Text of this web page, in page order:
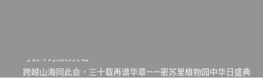
跨越山海同此会，三十载再谱华章——密苏里植物园中华日盛典